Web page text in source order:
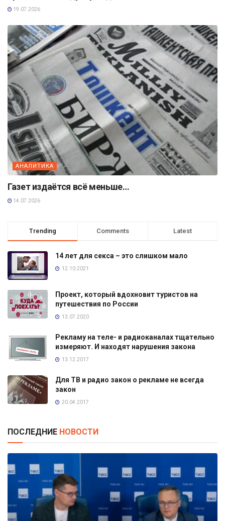
19.07.2026
АНАЛИТИКА
Газет издаётся всё меньше…
14.07.2026
Trending Comments Latest
14 лет для секса – это слишком мало
12.10.2021
Проект, который вдохновит туристов на
путешествия по России
13.07.2020
Рекламу на теле- и радиоканалах тщательно
измеряют. И находят нарушения закона
13.12.2017
Для ТВ и радио закон о рекламе не всегда
закон
20.04.2017
ПОСЛЕДНИЕ НОВОСТИ